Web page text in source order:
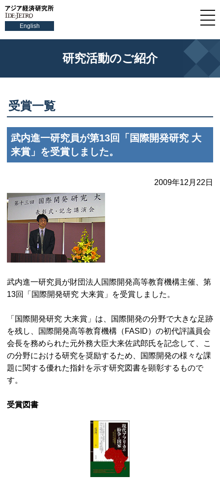
English
研究活動のご紹介
受賞一覧
武内進一研究員が第13回「国際開発研究 大
来賞」を受賞しました。
2009年12月22日
武内進一研究員が財団法人国際開発高等教育機構主催、第
13回「国際開発研究 大来賞」を受賞しました。
「国際開発研究 大来賞」は、国際開発の分野で大きな足跡
を残し、国際開発高等教育機構（ FASID）の初代評議員会
会長を務められた元外務大臣大来佐武郎氏を記念して、こ
の分野における研究を奨励するため、国際開発の様々な課
題に関する優れた指針を示す研究図書を顕彰するもので
す。
受賞図書